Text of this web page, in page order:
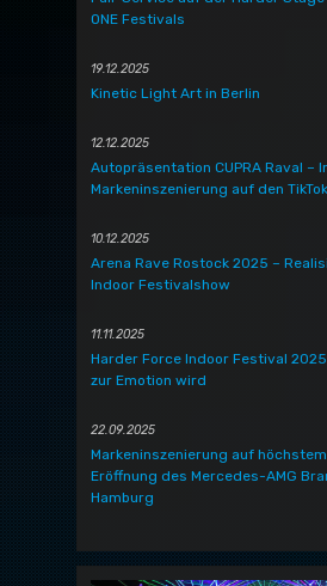
ONE Festivals
19.12.2025
Kinetic Light Art in Berlin
12.12.2025
Autopräsentation CUPRA Raval –
Markeninszenierung auf den
10.12.2025
Arena Rave Rostock 2025 –
Indoor Festivalshow
11.11.2025
Harder Force Indoor Festival 2025
zur Emotion wird
22.09.2025
Markeninszenierung auf
Eröffnung des Mercedes-AMG
Hamburg